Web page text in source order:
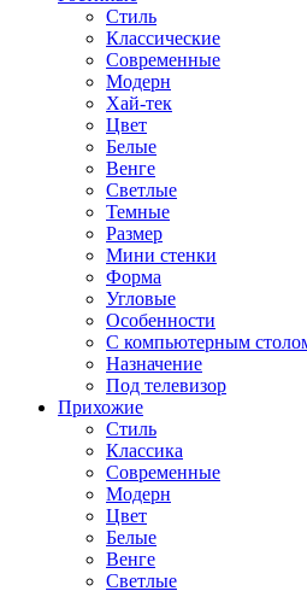
Стиль
Классические
Современные
Модерн
Хай-тек
Цвет
Белые
Венге
Светлые
Темные
Размер
Мини стенки
Форма
Угловые
Особенности
С компьютерным
Назначение
Под телевизор
Прихожие
Стиль
Классика
Современные
Модерн
Цвет
Белые
Венге
Светлые